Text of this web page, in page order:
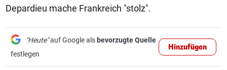
Depardieu mache Frankreich "stolz".
"Heute"auf Google als bevorzugte Quelle
festlegen
Hinzufügen